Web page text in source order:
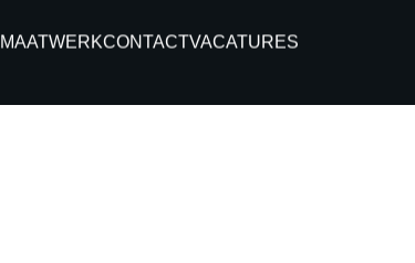
MAATWERKCONTACTVACATURES